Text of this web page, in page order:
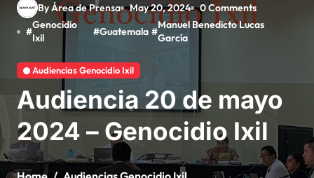
By Área de Prensa May 20, 2024
0 Comments
#
Genocidio
Ixil
#Guatemala #
Manuel Benedicto Lucas
García
Audiencias Genocidio Ixil
Audiencia 20 de mayo
2024 – Genocidio Ixil